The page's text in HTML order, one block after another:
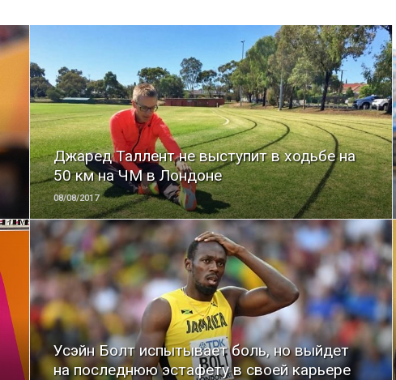
Джаред Таллент не выступит в ходьбе на
50 км на ЧМ в Лондоне
08/08/2017
ЧИТАТЬ
Усэйн Болт испытывает боль, но выйдет
на последнюю эстафету в своей карьере
ЧИТАТЬ